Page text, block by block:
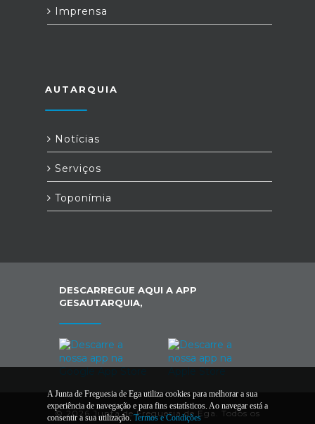
Imprensa
AUTARQUIA
Notícias
Serviços
Toponímia
DESCARREGUE AQUI A APP
GESAUTARQUIA,
© 2026 Junta de Freguesia de Ega. Todos os
A Junta de Freguesia de Ega utiliza cookies para melhorar a sua
experiência de navegação e para fins estatísticos. Ao navegar está a
consentir a sua utilização.Termos e Condições